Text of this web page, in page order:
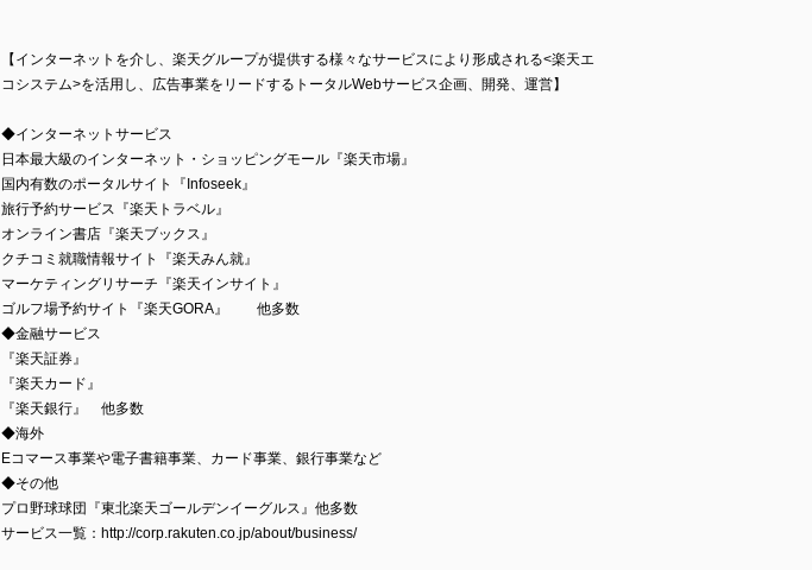
【インターネットを介し、楽天グループが提供する様々なサービスにより形成される<楽天エ
コシステム>を活用し、広告事業をリードするトータルWebサービス企画、開発、運営】
◆インターネットサービス
日本最大級のインターネット・ショッピングモール『楽天市場』
国内有数のポータルサイト『Infoseek』
旅行予約サービス『楽天トラベル』
オンライン書店『楽天ブックス』
クチコミ就職情報サイト『楽天みん就』
マーケティングリサーチ『楽天インサイト』
ゴルフ場予約サイト『楽天GORA』 他多数
◆金融サービス
『楽天証券』
『楽天カード』
『楽天銀行』 他多数
◆海外
Eコマース事業や電子書籍事業、カード事業、銀行事業など
◆その他
プロ野球球団『東北楽天ゴールデンイーグルス』他多数
サービス一覧：http://corp.rakuten.co.jp/about/business/